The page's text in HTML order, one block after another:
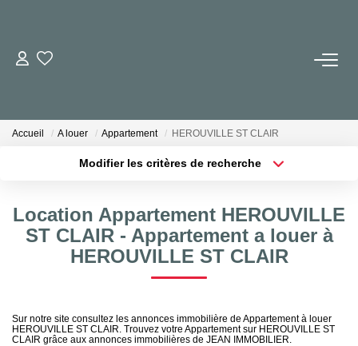
Location
Immobilier Neuf
BUREAUX ET COMMERCES
NOS SERVICES
Accueil A louer Appartement HEROUVILLE ST CLAIR
Modifier les critères de recherche
Type de bien
Budget max Plus de critères
Location Appartement HEROUVILLE
ST CLAIR - Appartement a louer à
HEROUVILLE ST CLAIR
Sur notre site consultez les annonces immobilière de Appartement à louer
HEROUVILLE ST CLAIR. Trouvez votre Appartement sur HEROUVILLE ST
CLAIR grâce aux annonces immobilières de JEAN IMMOBILIER.